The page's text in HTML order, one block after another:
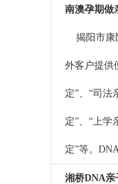
南澳孕期做
揭阳市康
外客户提供
定”、“司法
定”、“上学
定”等。
湘桥DNA亲